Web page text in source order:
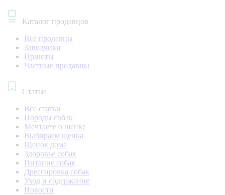
Каталог продавцов
Все продавцы
Заводчики
Приюты
Частные продавцы
Статьи
Все статьи
Породы собак
Мечтаете о щенке
Выбираем щенка
Щенок дома
Здоровье собак
Питание собак
Дрессировка собак
Уход и содержание
Новости